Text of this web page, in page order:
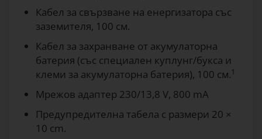
Кабел за свързване на енергизатора със
заземителя, 100 см.
Кабел за захранване от акумулаторна
батерия (със специален куплунг/букса и
клеми за акумулаторна батерия), 100 см.1
Мрежов адаптер 230/13,8 V, 800 mA
Предупредителна табела с размери 20 ×
10 cm.